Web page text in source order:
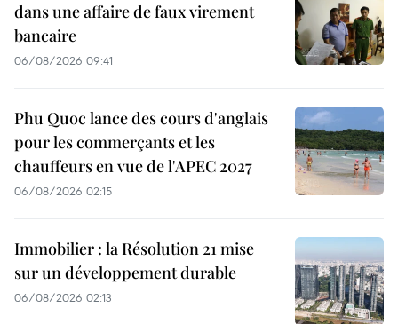
dans une affaire de faux virement
bancaire
06/08/2026 09:41
Phu Quoc lance des cours d'anglais
pour les commerçants et les
chauffeurs en vue de l'APEC 2027
06/08/2026 02:15
Immobilier : la Résolution 21 mise
sur un développement durable
06/08/2026 02:13